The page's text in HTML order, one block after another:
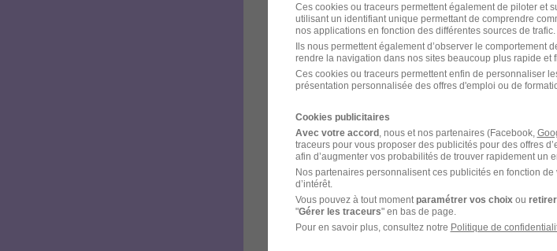
Ces cookies ou traceurs permettent également de piloter et
utilisant un identifiant unique permettant de comprendre
nos applications en fonction des différentes sources de trafic.
Ils nous permettent également d’observer le comportement
rendre la navigation dans nos sites beaucoup plus rapide et
Ces cookies ou traceurs permettent enfin de personnaliser
présentation personnalisée des offres d'emploi ou de
Cookies publicitaires
Avec votre accord, nous et nos partenaires (Facebook,
traceurs pour vous proposer des publicités pour des offres
afin d’augmenter vos probabilités de trouver rapidement un
Nos partenaires personnalisent ces publicités en fonction
d’intérêt.
Vous pouvez à tout moment paramétrer vos choix ou
"Gérer les traceurs" en bas de page.
Pour en savoir plus, consultez notre Politique de